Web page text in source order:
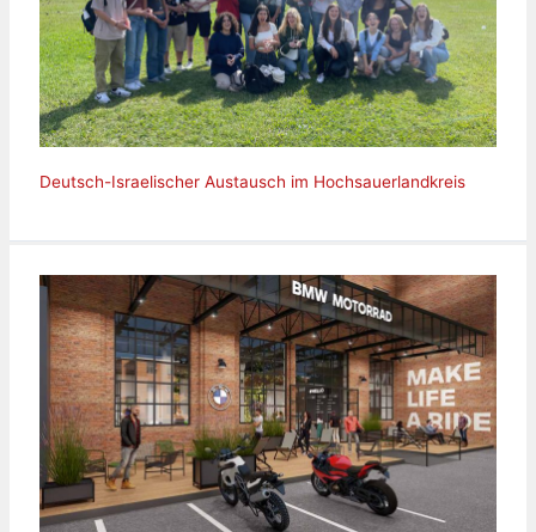
Deutsch-Israelischer Austausch im Hochsauerlandkreis